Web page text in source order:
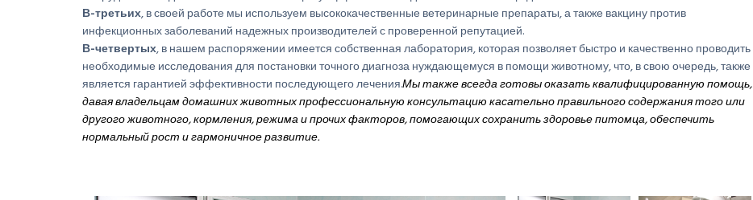
В-третьих, в своей работе мы используем высококачественные ветеринарные препараты, а также вакцину против
инфекционных заболеваний надежных производителей с проверенной репутацией.
В-четвертых, в нашем распоряжении имеется собственная лаборатория, которая позволяет быстро и качественно проводить
необходимые исследования для постановки точного диагноза нуждающемуся в помощи животному, что, в свою очередь, также
является гарантией эффективности последующего лечения.Мы также всегда готовы оказать квалифицированную помощь,
давая владельцам домашних животных профессиональную консультацию касательно правильного содержания того или
другого животного, кормления, режима и прочих факторов, помогающих сохранить здоровье питомца, обеспечить
нормальный рост и гармоничное развитие.